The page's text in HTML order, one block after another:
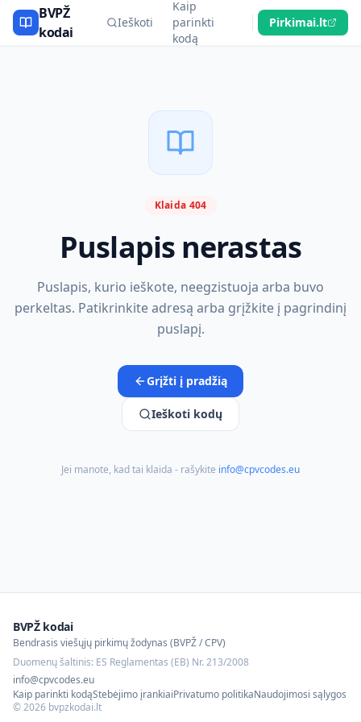
BVPŽ
kodai
Ieškoti
Kaip
parinkti
kodą
Pirkimai.lt
Klaida 404
Puslapis nerastas
Puslapis, kurio ieškote, neegzistuoja arba buvo
perkeltas. Patikrinkite adresą arba grįžkite į pagrindinį
puslapį.
Grįžti į pradžią
Ieškoti kodų
Jei manote, kad tai klaida - rašykite info@cpvcodes.eu
BVPŽ kodai
Bendrasis viešųjų pirkimų žodynas (BVPŽ / CPV)
Duomenų šaltinis: ES Reglamentas (EB) Nr. 213/2008
info@cpvcodes.eu
Kaip parinkti kodąStebėjimo įrankiaiPrivatumo politikaNaudojimosi sąlygos
©2026 bvpzkodai.lt